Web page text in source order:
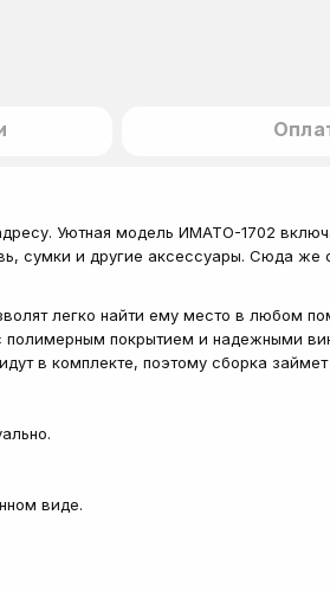
Уютная модель ИМАТО-1702
сумки и другие аксессуары. Сюда же
легко найти ему место в любом
покрытием и надежными
в комплекте, поэтому сборка
виде.